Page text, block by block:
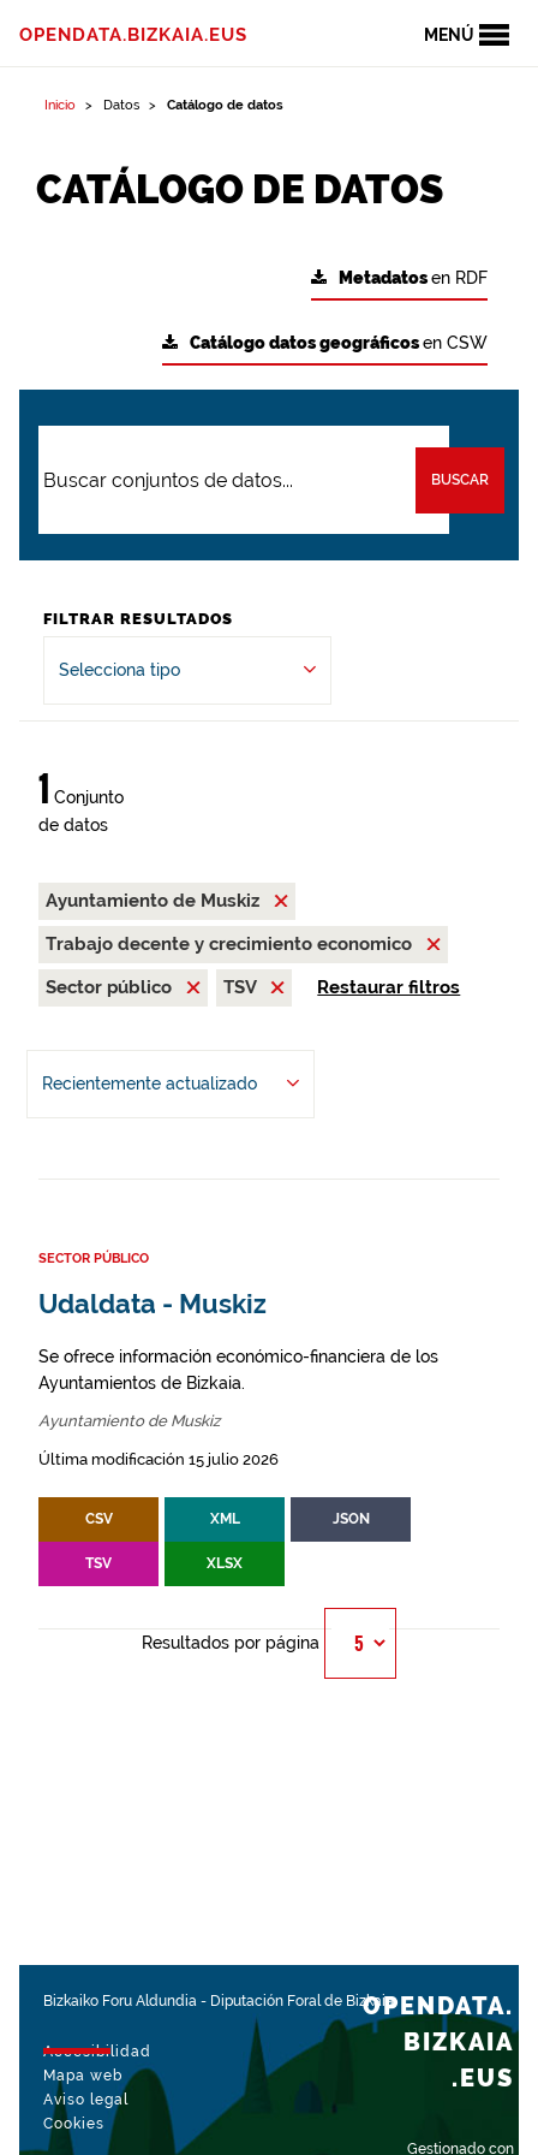
MENÚ
OPENDATA.BIZKAIA.EUS
Inicio Datos Catálogo de datos
CATÁLOGO DE DATOS
Metadatosen RDF
Catálogo datos geográficosen CSW
BUSCAR
FILTRAR RESULTADOS
Selecciona tipo
1 Conjunto
de datos
Ayuntamiento de Muskiz
Trabajo decente y crecimiento economico
Sector público
TSV Restaurar filtros
Recientemente actualizado
SECTOR PÚBLICO
Udaldata - Muskiz
Se ofrece información económico-financiera de los
Ayuntamientos de Bizkaia.
Ayuntamiento de Muskiz
Última modificación 15 julio 2026
CSV XML JSON
TSV XLSX
Resultados por página
Bizkaiko Foru Aldundia - Diputación Foral de Bizkaia
Accesibilidad
Mapa web
Aviso legal
Cookies
Gestionado con
OPENDATA.
BIZKAIA
.EUS